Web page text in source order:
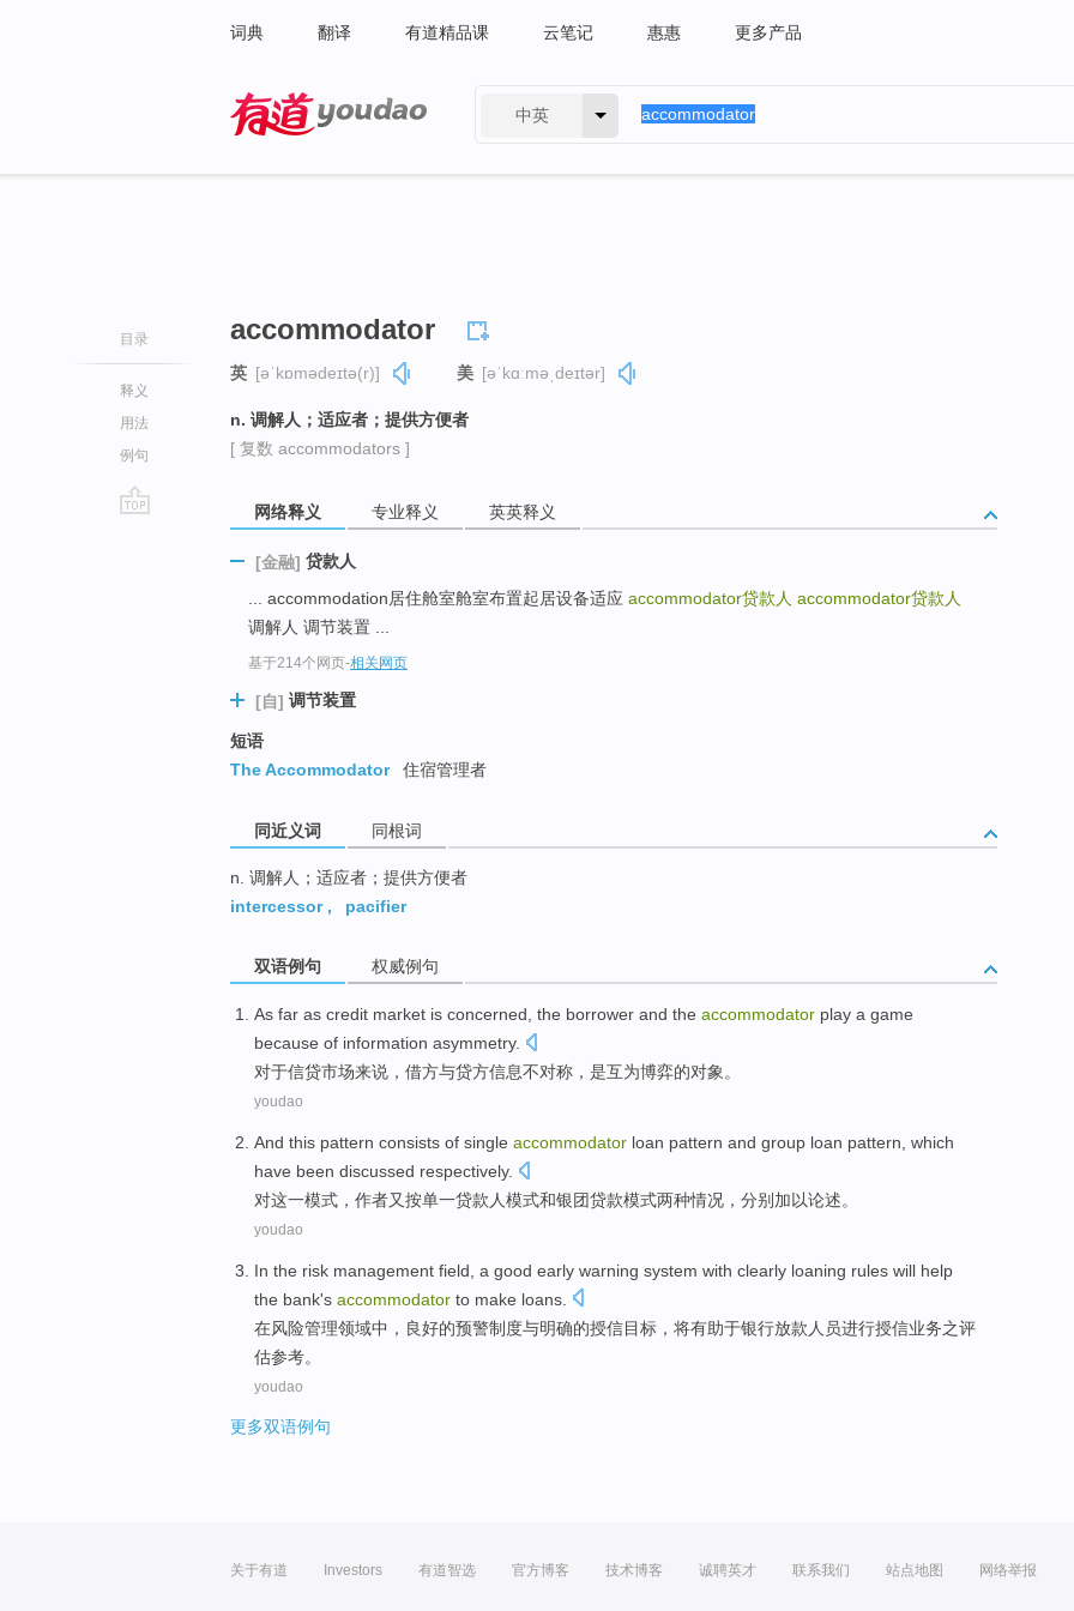
词典 翻译 有道精品课 云笔记 惠惠 更多产品
中英
目录
释义
用法
例句
accommodator
英 [əˈkɒmədeɪtə(r)] 美 [əˈkɑːməˌdeɪtər]
n. 调解人；适应者；提供方便者
[ 复数 accommodators ]
网络释义 专业释义 英英释义
[金融] 贷款人
... accommodation居住舱室舱室布置起居设备适应 accommodator贷款人 accommodator贷款人
调解人 调节装置 ...
基于214个网页-相关网页
[自] 调节装置
短语
The Accommodator
住宿管理者
同近义词 同根词
n. 调解人；适应者；提供方便者
intercessor, pacifier
双语例句 权威例句
As far as credit market is concerned the borrower and the accommodator play a game
because of information asymmetry.
对于信贷市场来说 ， 借方与贷方信息不对称 ， 是互为博弈的对象。
youdao
And this pattern consists of single accommodator loan pattern and group loan pattern , which
have been discussed respectively.
对这一模式 ，作者又按单一贷款人模式和银团贷款模式两种情况，分别 加以论述。
youdao
In the risk management field a good early warning system with clearly loaning rules will help
the bank's accommodator to make loans
在风险管理领域中， 良好的预警制度与明确的授信目标， 将有助于银行放款 人员进行授信业务之评
估参考。
youdao
更多双语例句
关于有道 Investors 有道智选 官方博客 技术博客 诚聘英才 联系我们 站点地图 网络举报